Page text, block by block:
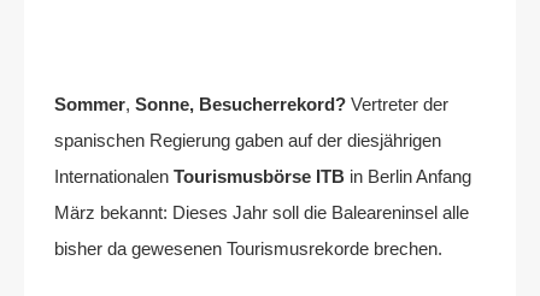
Sommer, Sonne, Besucherrekord? Vertreter der
spanischen Regierung gaben auf der diesjährigen
Internationalen Tourismusbörse ITB in Berlin Anfang
März bekannt: Dieses Jahr soll die Baleareninsel alle
bisher da gewesenen Tourismusrekorde brechen.